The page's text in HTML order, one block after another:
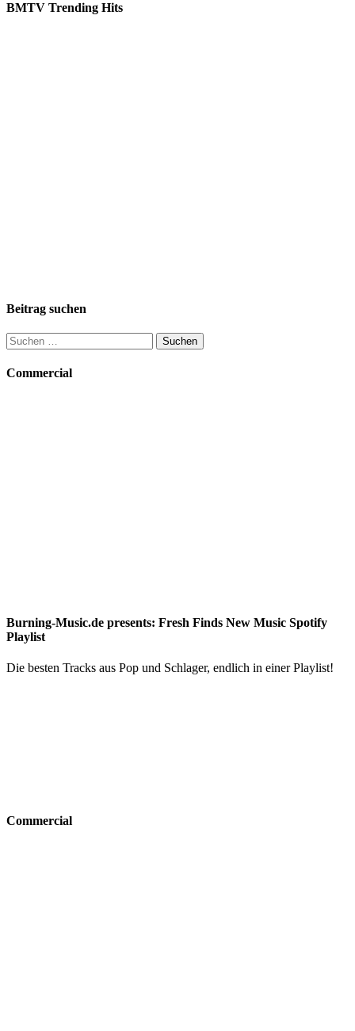
BMTV Trending Hits
Beitrag suchen
Suchen
nach:
Commercial
Burning-Music.de presents: Fresh Finds New Music Spotify
Playlist
Die besten Tracks aus Pop und Schlager, endlich in einer Playlist!
Commercial